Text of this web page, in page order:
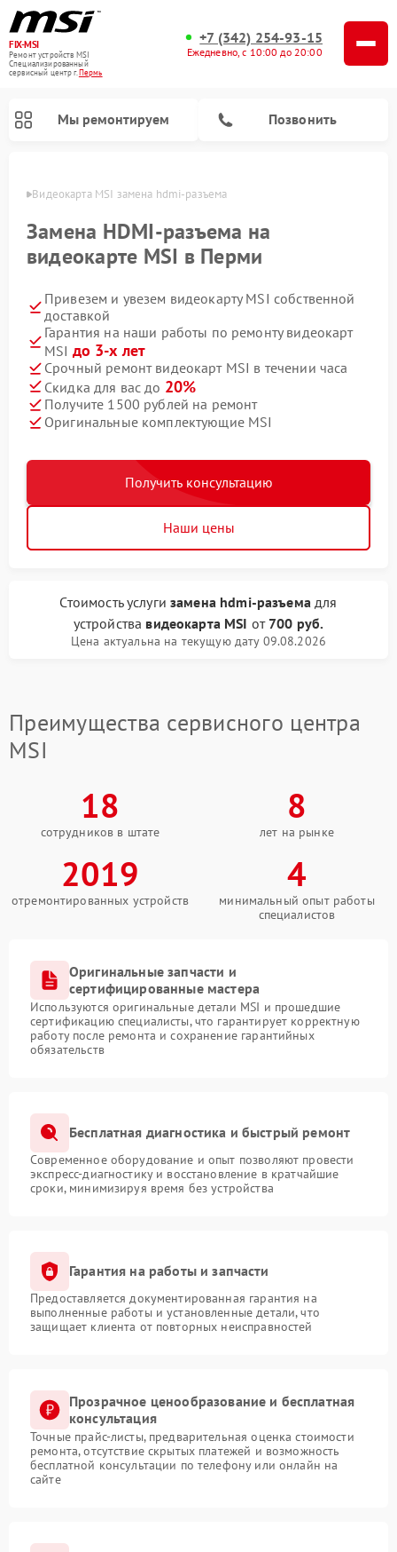
FIX-MSI
Ремонт устройств MSI
Специализированный
cервисный центр г.Пермь
+7 (342) 254-93-15
Ежедневно, с 10:00 до 20:00
Мы ремонтируем Позвонить
Видеокарта MSI замена hdmi-разъема
Замена HDMI-разъема на
видеокарте MSI в Перми
Привезем и увезем видеокарту MSI собственной
доставкой
Гарантия на наши работы по ремонту видеокарт
MSI до 3-х лет
Срочный ремонт видеокарт MSI в течении часа
Скидка для вас до 20%
Получите 1500 рублей на ремонт
Оригинальные комплектующие MSI
Получить консультацию
Наши цены
Стоимость услугизамена hdmi-разъема для
устройства видеокарта MSI от 700 руб.
Цена актуальна на текущую дату 09.08.2026
Преимущества сервисного центра
MSI
18
сотрудников в штате
8
лет на рынке
2019
отремонтированных устройств
4
минимальный опыт работы
специалистов
Оригинальные запчасти и
сертифицированные мастера
Используются оригинальные детали MSI и прошедшие
сертификацию специалисты, что гарантирует корректную
работу после ремонта и сохранение гарантийных
обязательств
Бесплатная диагностика и быстрый ремонт
Современное оборудование и опыт позволяют провести
экспресс-диагностику и восстановление в кратчайшие
сроки, минимизируя время без устройства
Гарантия на работы и запчасти
Предоставляется документированная гарантия на
выполненные работы и установленные детали, что
защищает клиента от повторных неисправностей
Прозрачное ценообразование и бесплатная
консультация
Точные прайс-листы, предварительная оценка стоимости
ремонта, отсутствие скрытых платежей и возможность
бесплатной консультации по телефону или онлайн на
сайте